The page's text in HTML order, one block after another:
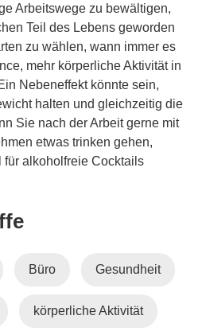
s
t
e
r
Arbeitswege zu bewältigen,
Teil des Lebens geworden
zu wählen, wann immer es
mehr körperliche Aktivität in
Nebeneffekt könnte sein,
halten und gleichzeitig die
Sie nach der Arbeit gerne mit
etwas trinken gehen,
alkoholfreie Cocktails
Büro Gesundheit
körperliche Aktivität